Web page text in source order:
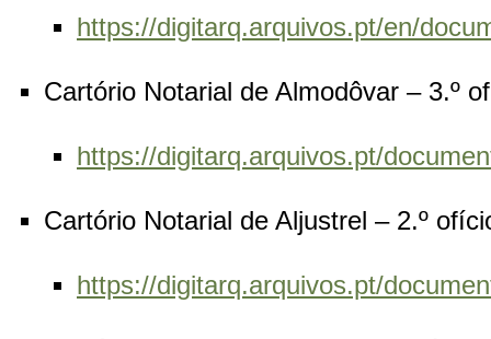
https://digitarq.arquivos.pt/en/
Cartório Notarial de Almodôvar – 3.º
https://digitarq.arquivos.pt/
Cartório Notarial de Aljustrel – 2.º
https://digitarq.arquivos.pt/